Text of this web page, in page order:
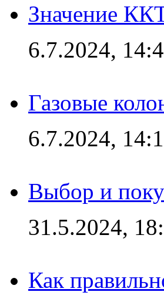
Значение
6.7.2024,
Газовые
6.7.2024,
Выбор и
31.5.2024,
Как